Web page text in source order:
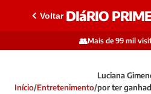
Voltar DIáRIO
👥Mais de 99 mil
Início/Entretenimento/
Luciana
por ter